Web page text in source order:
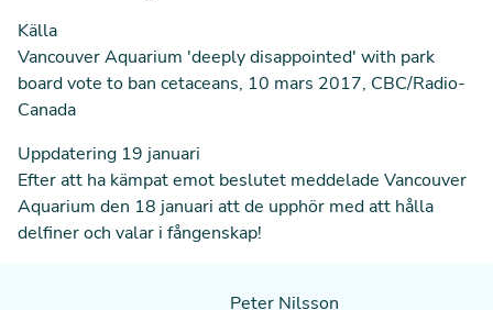
Källa
Vancouver Aquarium 'deeply disappointed' with park
board vote to ban cetaceans, 10 mars 2017, CBC/Radio-
Canada
Uppdatering 19 januari
Efter att ha kämpat emot beslutet meddelade Vancouver
Aquarium den 18 januari att de upphör med att hålla
delfiner och valar i fångenskap!
Peter Nilsson